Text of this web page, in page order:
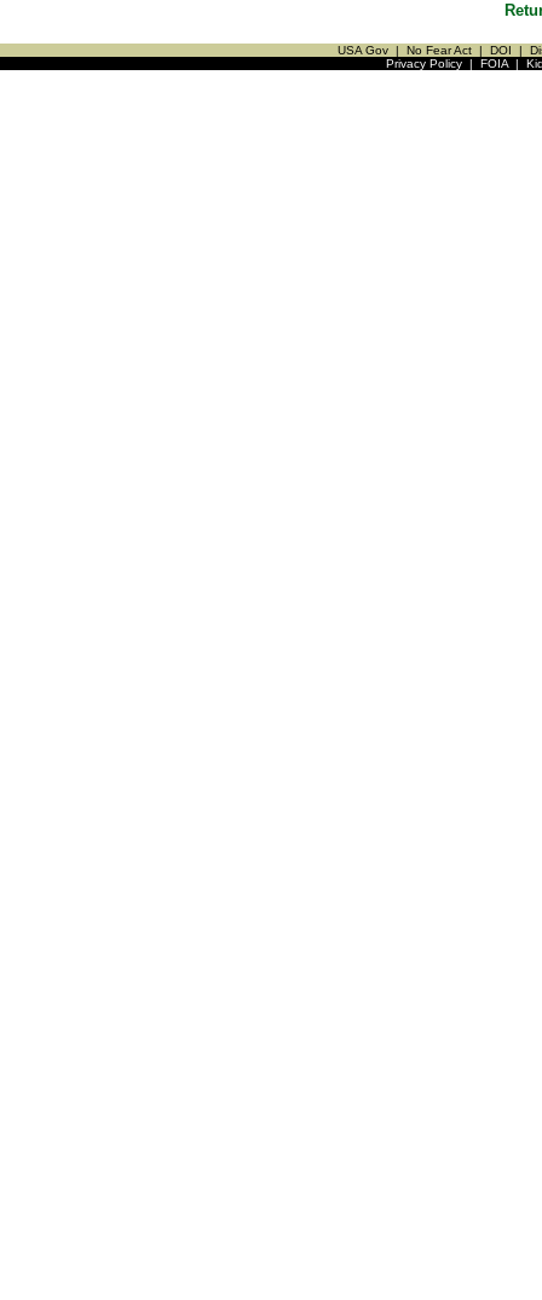
USA Gov | No Fear Act | DOI |
Privacy Policy| FOIA|